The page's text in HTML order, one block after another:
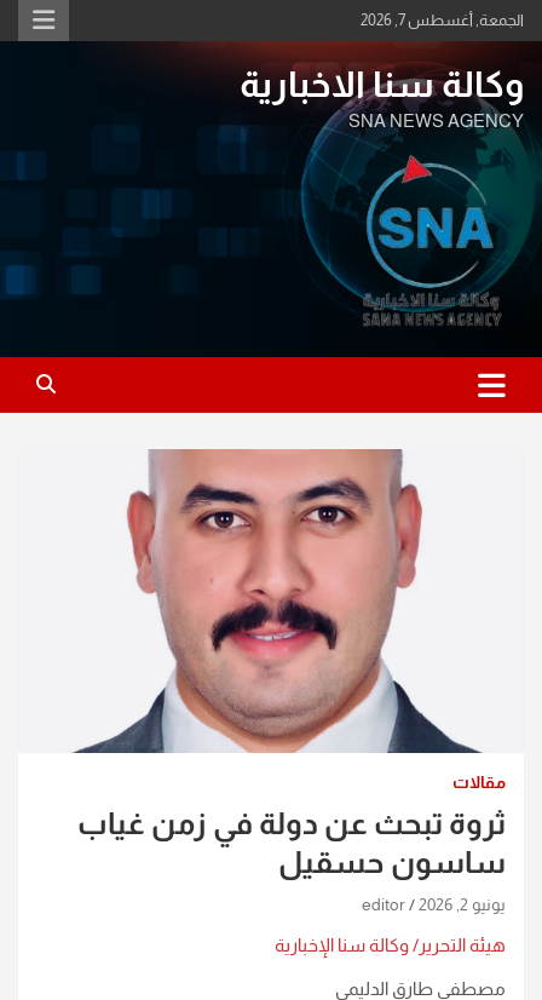
Skip
to
الجمعة, أغسطس 7, 2026
وكالة سنا الاخبارية
SNA NEWS AGENCY
مقالات
ثروة تبحث عن دولة في زمن غياب
ساسون حسقيل
يونيو 2, 2026 editor
هيئة التحرير/ وكالة سنا الإخبارية
مصطفى طارق الدليمي